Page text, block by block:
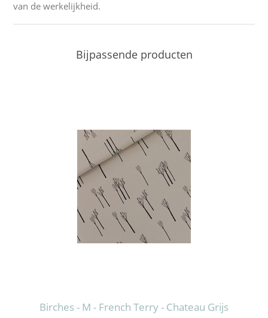
van de werkelijkheid.
Bijpassende producten
Birches - M - French Terry - Chateau Grijs